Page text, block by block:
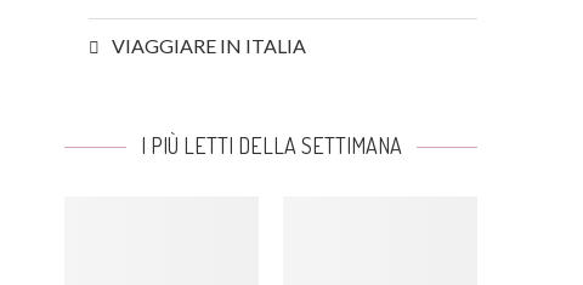
VIAGGIARE IN ITALIA
I PIÙ LETTI DELLA SETTIMANA